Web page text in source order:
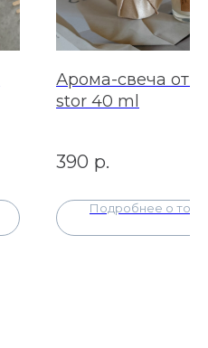
Арома-свеча от
stor 40 ml
390 р.
Подробнее о